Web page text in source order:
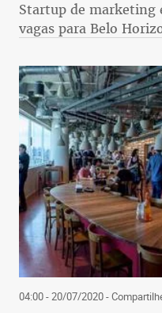
Startup de marketing
vagas para Belo
04:00 - 20/07/2020-